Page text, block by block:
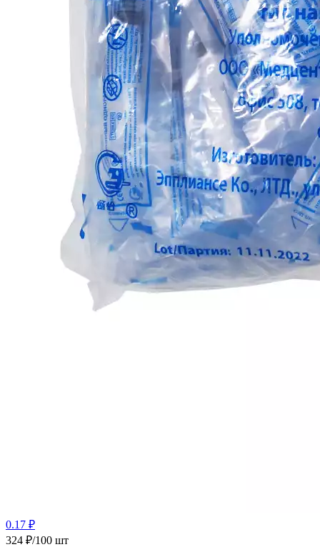
0.17 ₽
324 ₽/100 шт